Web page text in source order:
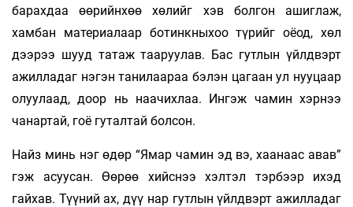
барахдаа өөрийнхөө хөлийг хэв болгон ашиглаж,
хамбан материалаар ботинкныхоо түрийг оёод, хөл
дээрээ шууд татаж тааруулав. Бас гутлын үйлдвэрт
ажилладаг нэгэн танилаараа бэлэн цагаан ул нууцаар
олуулаад, доор нь наачихлаа. Ингэж чамин хэрнээ
чанартай, гоё гуталтай болсон.
Найз минь нэг өдөр “Ямар чамин эд вэ, хаанаас авав”
гэж асуусан. Өөрөө хийснээ хэлтэл тэрбээр ихэд
гайхав. Түүний ах, дүү нар гутлын үйлдвэрт ажилладаг